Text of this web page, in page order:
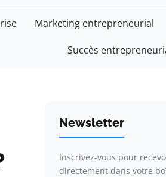
Marketing entrepreneurial
Succès
Newsletter
Inscrivez-vous pour
directement dans votre